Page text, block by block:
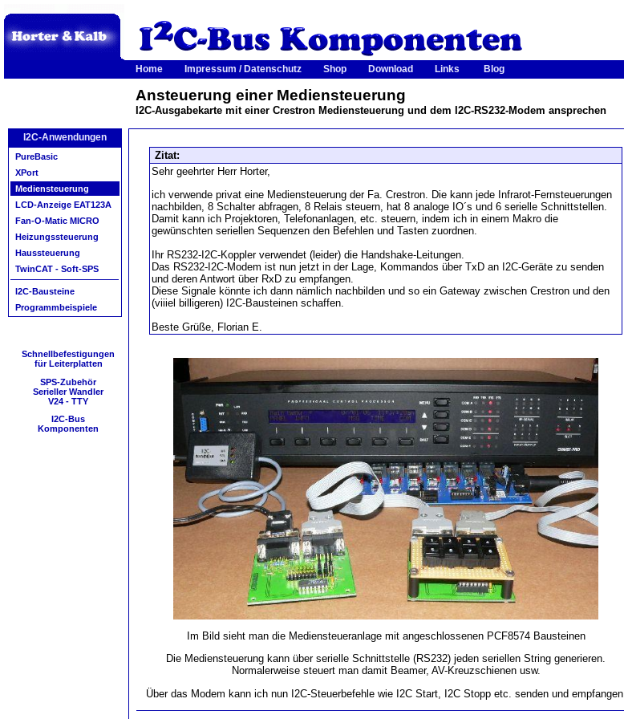
Home Impressum / Datenschutz Shop Download Links Blog
Ansteuerung einer Mediensteuerung
I2C-Ausgabekarte mit einer Crestron Mediensteuerung und dem I2C-RS232-Modem ansprechen
I2C-Anwendungen
PureBasic
XPort
Mediensteuerung
LCD-Anzeige EAT123A
Fan-O-Matic MICRO
Heizungssteuerung
Haussteuerung
TwinCAT - Soft-SPS
I2C-Bausteine
Programmbeispiele
Schnellbefestigungen
für Leiterplatten
SPS-Zubehör
Serieller Wandler
V24 - TTY
I2C-Bus
Komponenten
Zitat:
Sehr geehrter Herr Horter,
ich verwende privat eine Mediensteuerung der Fa. Crestron. Die kann jede Infrarot-Fernsteuerungen
nachbilden, 8 Schalter abfragen, 8 Relais steuern, hat 8 analoge IO´s und 6 serielle Schnittstellen.
Damit kann ich Projektoren, Telefonanlagen, etc. steuern, indem ich in einem Makro die
gewünschten seriellen Sequenzen den Befehlen und Tasten zuordnen.
Ihr RS232-I2C-Koppler verwendet (leider) die Handshake-Leitungen.
Das RS232-I2C-Modem ist nun jetzt in der Lage, Kommandos über TxD an I2C-Geräte zu senden
und deren Antwort über RxD zu empfangen.
Diese Signale könnte ich dann nämlich nachbilden und so ein Gateway zwischen Crestron und den
(viiiel billigeren) I2C-Bausteinen schaffen.
Beste Grüße, Florian E.
Im Bild sieht man die Mediensteueranlage mit angeschlossenen PCF8574 Bausteinen
Die Mediensteuerung kann über serielle Schnittstelle (RS232) jeden seriellen String generieren.
Normalerweise steuert man damit Beamer, AV-Kreuzschienen usw.
Über das Modem kann ich nun I2C-Steuerbefehle wie I2C Start, I2C Stopp etc. senden und empfangen.